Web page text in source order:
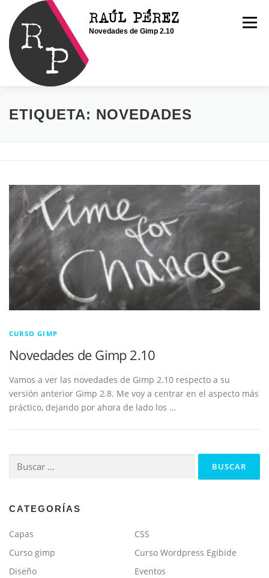
contenido
RAÚL PÉREZ
Novedades de Gimp 2.10
Menú
INICIO SOY RAÚL SERVICIOS
ETIQUETA: NOVEDADES
CURSO GIMP
Novedades de Gimp 2.10
Vamos a ver las novedades de Gimp 2.10 respecto a su
versión anterior Gimp 2.8. Me voy a centrar en el aspecto más
práctico, dejando por ahora de lado los …
Buscar:
CATEGORÍAS
Capas
CSS
Curso gimp
Curso Wordpress Egibide
Diseño
Eventos